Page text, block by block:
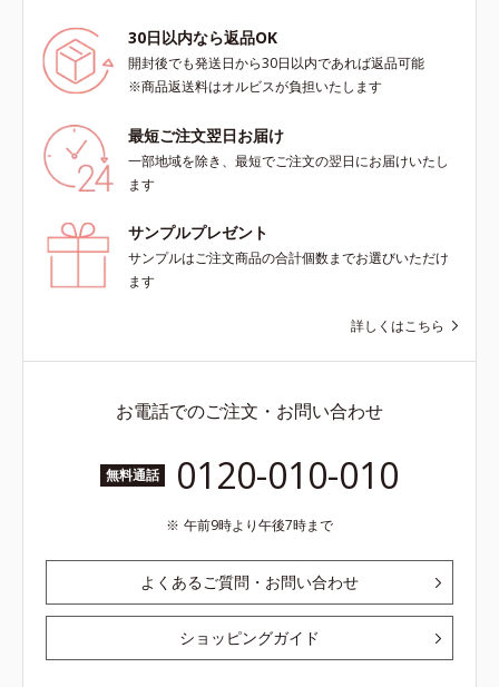
30日以内なら返品OK
開封後でも発送日から30日以内であれば返品可能
※商品返送料はオルビスが負担いたします
最短ご注文翌日お届け
一部地域を除き、最短でご注文の翌日にお届けいたし
ます
サンプルプレゼント
サンプルはご注文商品の合計個数までお選びいただけ
ます
詳しくはこちら
お電話でのご注文・お問い合わせ
無料通話 0120-010-010
午前9時より午後7時まで
よくあるご質問・お問い合わせ
ショッピングガイド